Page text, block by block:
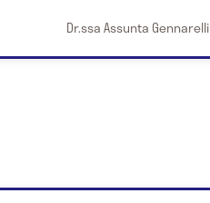
Dr.ssa Assunta Gennarelli